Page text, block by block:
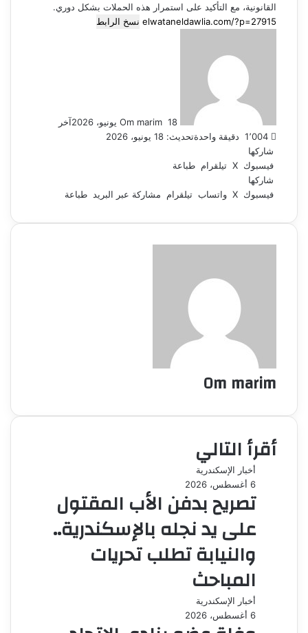
القانونية، مع التأكيد على استمرار هذه الحملات بشكل دوري.
نسخ الرابط
Om marim 18 يونيو، 2026
آخر
تحديث: 18 يونيو، 2026دقيقة واحدة
شاركها
فيسبوك ‫X تيلقرام طباعة
شاركها
فيسبوك ‫X واتساب تيلقرام مشاركة عبر البريد طباعة
Om marim
أقرأ التالي
أخبار الإسكندرية
6 أغسطس، 2026
تصريح بدفن الأب المقتول
على يد نجله بالإسكندرية..
والنيابة تطلب تحريات
المباحث
أخبار الإسكندرية
6 أغسطس، 2026